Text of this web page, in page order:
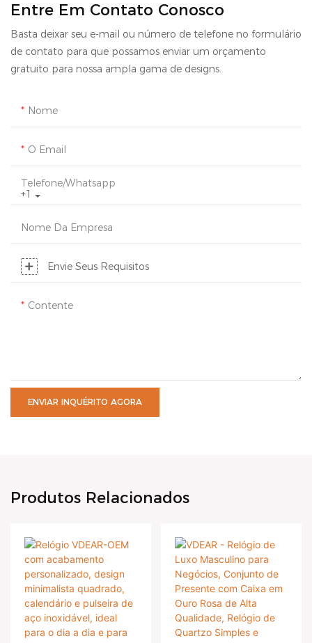
Entre Em Contato Conosco
Basta deixar seu e-mail ou número de telefone no formulário
de contato para que possamos enviar um orçamento
gratuito para nossa ampla gama de designs.
Nome
O Email
+1
Telefone/whatsapp
Nome Da Empresa
Envie Seus Requisitos
Contente
ENVIAR INQUÉRITO AGORA
Produtos Relacionados